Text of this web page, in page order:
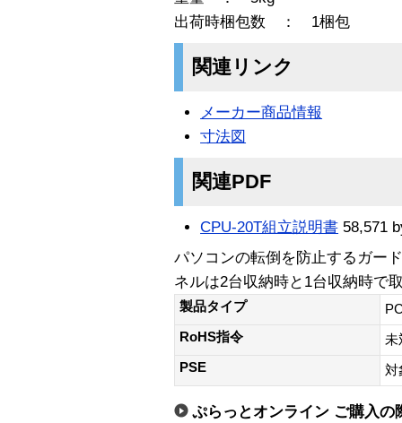
出荷時梱包数 ： 1梱包
関連リンク
メーカー商品情報
寸法図
関連PDF
CPU-20T組立説明書 58,571
パソコンの転倒を防止するガー
ネルは2台収納時と1台収納時で
製品タイプ
RoHS指令
未
PSE
対
ぷらっとオンライン ご購入の